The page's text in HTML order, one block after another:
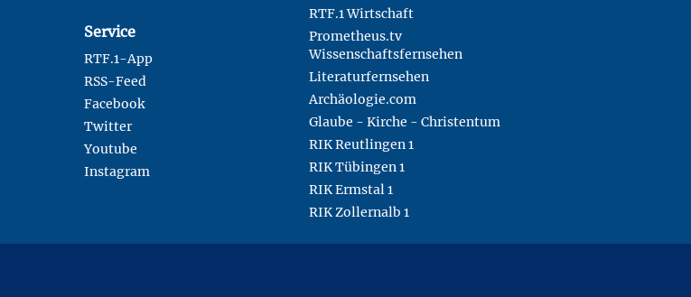
Service
RTF.1-App
RSS-Feed
Facebook
Twitter
Youtube
Instagram
RTF.1 Wirtschaft
Prometheus.tv
Wissenschaftsfernsehen
Literaturfernsehen
Archäologie.com
Glaube - Kirche - Christentum
RIK Reutlingen 1
RIK Tübingen 1
RIK Ermstal 1
RIK Zollernalb 1